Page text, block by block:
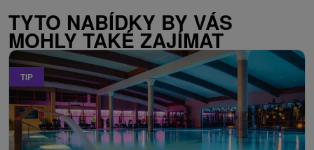
TYTO NABÍDKY BY VÁS
MOHLY TAKÉ ZAJÍMAT
TIP